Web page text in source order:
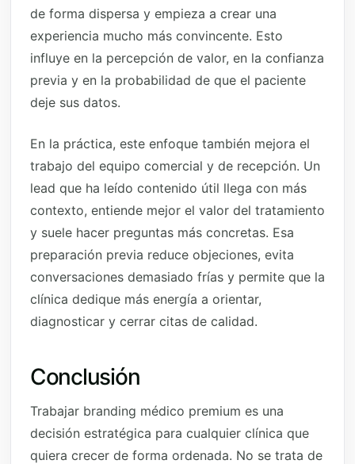
de forma dispersa y empieza a crear una
experiencia mucho más convincente. Esto
influye en la percepción de valor, en la confianza
previa y en la probabilidad de que el paciente
deje sus datos.
En la práctica, este enfoque también mejora el
trabajo del equipo comercial y de recepción. Un
lead que ha leído contenido útil llega con más
contexto, entiende mejor el valor del tratamiento
y suele hacer preguntas más concretas. Esa
preparación previa reduce objeciones, evita
conversaciones demasiado frías y permite que la
clínica dedique más energía a orientar,
diagnosticar y cerrar citas de calidad.
Conclusión
Trabajar branding médico premium es una
decisión estratégica para cualquier clínica que
quiera crecer de forma ordenada. No se trata de